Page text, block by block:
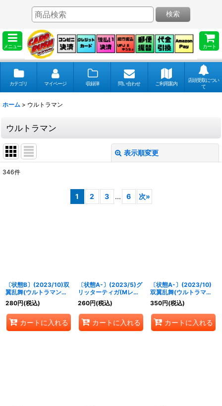
メニュー カート
検索
カテゴリ マイページ 収録弾 問い合わせ ご利用案内
店頭受取につい
て
ホーム > ウルトラマン
ウルトラマン
表示順変更
346件
1 2 3 ... 6 次»
〔状態B〕(2023/10)双
翼乱舞(ウルトラマンブ
レーザーイラスト)【-】
{SD06-013}《赤》
280円(税込)
カートに入れる
〔状態A-〕(2023/5)グ
リッターティガ(Mレア
仕様/PB32収録)【X】
{PB18-U06}《青》
260円(税込)
カートに入れる
〔状態A-〕(2023/10)
双翼乱舞(ウルトラマン
ブレーザーイラスト)
【-】{SD06-013}
《赤》
350円(税込)
カートに入れる